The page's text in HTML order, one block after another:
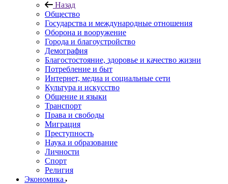
Назад
Общество
Государства и международные отношения
Оборона и вооружение
Города и благоустройство
Демография
Благостостояние, здоровье и качество жизни
Потребление и быт
Интернет, медиа и социальные сети
Культура и искусство
Общение и языки
Транспорт
Права и свободы
Миграция
Преступность
Наука и образование
Личности
Спорт
Религия
Экономика